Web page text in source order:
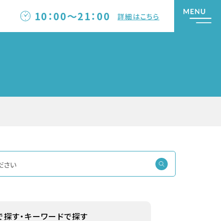
10：00～21：00 詳細はこちら
す・キーワードで探す